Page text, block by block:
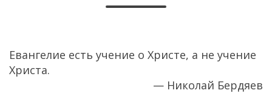
Евангелие есть учение о Христе, а не учение
Христа.
— Николай Бердяев